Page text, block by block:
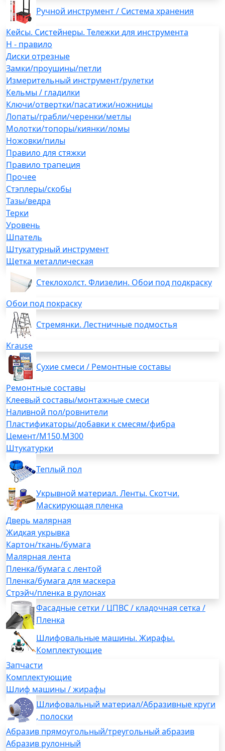
Ручной инструмент / Система хранения
Кейсы. Систейнеры. Тележки для инструмента
H - правило
Диски отрезные
Замки/проушины/петли
Измерительный инструмент/рулетки
Кельмы / гладилки
Ключи/отвертки/пасатижи/ножницы
Лопаты/грабли/черенки/метлы
Молотки/топоры/киянки/ломы
Ножовки/пилы
Правило для стяжки
Правило трапеция
Прочее
Стэплеры/скобы
Тазы/ведра
Терки
Уровень
Шпатель
Штукатурный инструмент
Щетка металлическая
Стеклохолст. Флизелин. Обои под подкраску
Обои под покраску
Стремянки. Лестничные подмостья
Krause
Сухие смеси / Ремонтные составы
Ремонтные составы
Клеевый составы/монтажные смеси
Наливной пол/ровнители
Пластификаторы/добавки к смесям/фибра
Цемент/М150,М300
Штукатурки
Теплый пол
Укрывной материал. Ленты. Скотчи.
Маскирующая пленка
Дверь малярная
Жидкая укрывка
Картон/ткань/бумага
Малярная лента
Пленка/бумага с лентой
Пленка/бумага для маскера
Стрэйч/пленка в рулонах
Фасадные сетки / ЦПВС / кладочная сетка /
Пленка
Шлифовальные машины. Жирафы.
Комплектующие
Запчасти
Комплектующие
Шлиф машины / жирафы
Шлифовальный материал/Абразивные круги
, полоски
Абразив прямоугольный/треугольный абразив
Абразив рулонный